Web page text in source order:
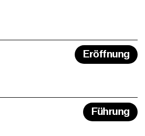
Eröffnung
Führung